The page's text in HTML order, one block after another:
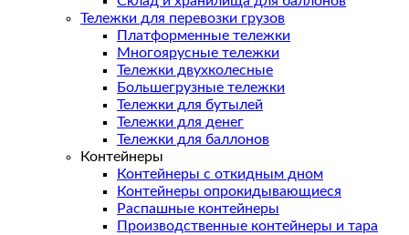
Тележки для перевозки грузов
Платформенные тележки
Многоярусные тележки
Тележки двухколесные
Большегрузные тележки
Тележки для бутылей
Тележки для денег
Тележки для баллонов
Контейнеры
Контейнеры с откидным дном
Контейнеры опрокидывающиеся
Распашные контейнеры
Производственные контейнеры и тара